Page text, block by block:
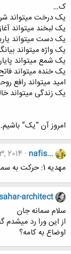
ک…
یک درخت میتواند
یک لبخند میتواند
یک دست میتواند
یک واژه میتواند
یک شمع میتواند
یک خنده میتواند
امید میتواند رافع
یک زندگی میتواند
امروز آن “یک”
nafis...
2014
مهدیه 1: حرکت به سمت ظهور
sahar-architect
سلام سمانه جان
از این ورا رد
اوضاع به کامه؟